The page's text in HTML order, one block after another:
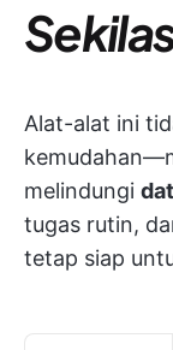
Alat-alat ini
melindungi
tugas rutin,
tetap siap